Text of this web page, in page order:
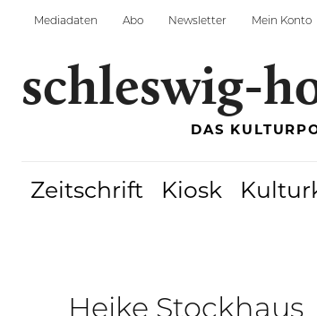
Mediadaten Abo Newsletter Mein Konto
schleswig-
DAS
Zeitschrift Kiosk